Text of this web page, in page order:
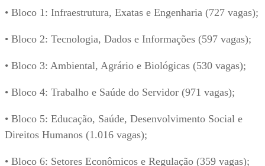
• Bloco 1: Infraestrutura, Exatas e Engenharia (727 vagas);
• Bloco 2: Tecnologia, Dados e Informações (597 vagas);
• Bloco 3: Ambiental, Agrário e Biológicas (530 vagas);
• Bloco 4: Trabalho e Saúde do Servidor (971 vagas);
• Bloco 5: Educação, Saúde, Desenvolvimento Social e
Direitos Humanos (1.016 vagas);
• Bloco 6: Setores Econômicos e Regulação (359 vagas);